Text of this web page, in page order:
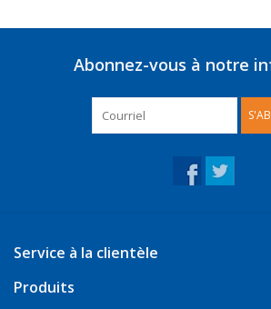
Abonnez-vous à notre
Service à la clientèle
Produits